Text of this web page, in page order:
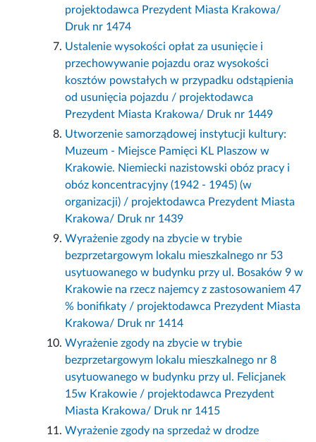
projektodawca Prezydent Miasta Krakowa/
Druk nr 1474
Ustalenie wysokości opłat za usunięcie i
przechowywanie pojazdu oraz wysokości
kosztów powstałych w przypadku odstąpienia
od usunięcia pojazdu / projektodawca
Prezydent Miasta Krakowa/ Druk nr 1449
Utworzenie samorządowej instytucji kultury:
Muzeum - Miejsce Pamięci KL Plaszow w
Krakowie. Niemiecki nazistowski obóz pracy i
obóz koncentracyjny (1942 - 1945) (w
organizacji) / projektodawca Prezydent Miasta
Krakowa/ Druk nr 1439
Wyrażenie zgody na zbycie w trybie
bezprzetargowym lokalu mieszkalnego nr 53
usytuowanego w budynku przy ul. Bosaków 9 w
Krakowie na rzecz najemcy z zastosowaniem 47
% bonifikaty / projektodawca Prezydent Miasta
Krakowa/ Druk nr 1414
Wyrażenie zgody na zbycie w trybie
bezprzetargowym lokalu mieszkalnego nr 8
usytuowanego w budynku przy ul. Felicjanek
15w Krakowie / projektodawca Prezydent
Miasta Krakowa/ Druk nr 1415
Wyrażenie zgody na sprzedaż w drodze